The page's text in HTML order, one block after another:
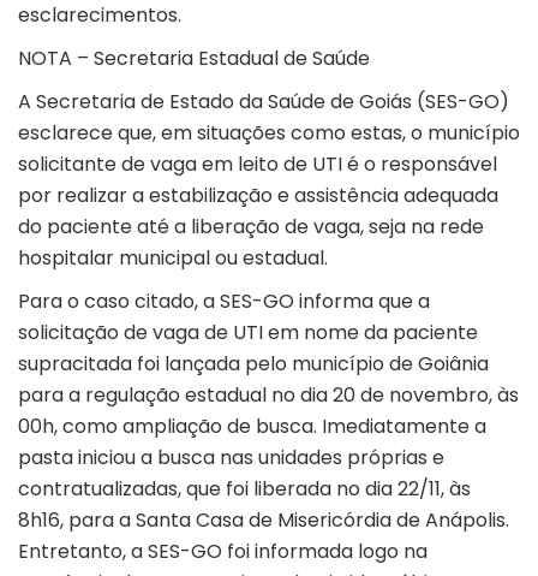
esclarecimentos.
NOTA – Secretaria Estadual de Saúde
A Secretaria de Estado da Saúde de Goiás (SES-GO)
esclarece que, em situações como estas, o município
solicitante de vaga em leito de UTI é o responsável
por realizar a estabilização e assistência adequada
do paciente até a liberação de vaga, seja na rede
hospitalar municipal ou estadual.
Para o caso citado, a SES-GO informa que a
solicitação de vaga de UTI em nome da paciente
supracitada foi lançada pelo município de Goiânia
para a regulação estadual no dia 20 de novembro, às
00h, como ampliação de busca. Imediatamente a
pasta iniciou a busca nas unidades próprias e
contratualizadas, que foi liberada no dia 22/11, às
8h16, para a Santa Casa de Misericórdia de Anápolis.
Entretanto, a SES-GO foi informada logo na